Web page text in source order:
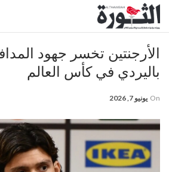
الأرجنتين تخسر جهود
باليردي في كأس العالم
On يونيو 7, 2026